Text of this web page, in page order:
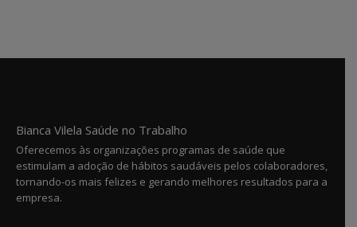
Bianca Vilela Saúde no Trabalho
Oferecemos às organizações programas de saúde que
estimulam a adoção de hábitos saudáveis pelos colaboradores,
tornando-os mais felizes e gerando melhores resultados para a
empresa.